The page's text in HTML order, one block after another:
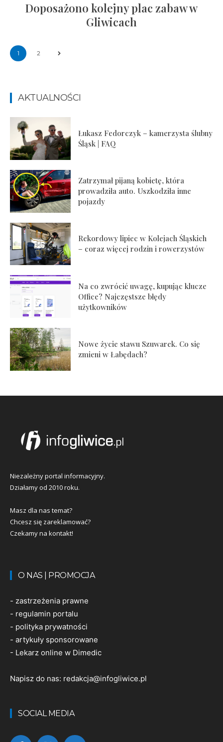
Doposażono kolejny plac zabaw w
Gliwicach
1 2
AKTUALNOŚCI
Łukasz Fedorczyk – kamerzysta ślubny
Śląsk | FAQ
Zatrzymał pijaną kobietę, która
prowadziła auto. Uszkodziła inne
pojazdy
Rekordowy lipiec w Kolejach Śląskich
– coraz więcej rodzin i rowerzystów
Na co zwrócić uwagę, kupując klucze
Office? Najczęstsze błędy
użytkowników
Nowe życie stawu Szuwarek. Co się
zmieni w Łabędach?
Niezależny portal informacyjny.
Działamy od 2010 roku.
Masz dla nas temat?
Chcesz się zareklamować?
Czekamy na kontakt!
O NAS | PROMOCJA
- zastrzeżenia prawne
- regulamin portalu
- polityka prywatności
- artykuły sponsorowane
- Lekarz online w Dimedic
Napisz do nas: redakcja@infogliwice.pl
SOCIAL MEDIA